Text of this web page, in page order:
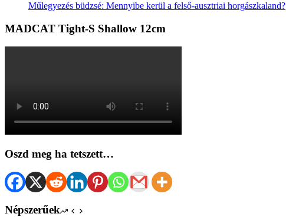
Műlegyezés büdzsé: Mennyibe kerül a felső-ausztriai horgászkaland?
MADCAT Tight-S Shallow 12cm
Oszd meg ha tetszett…
Népszerűek